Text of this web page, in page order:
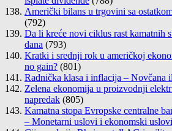
Američki bilans u trgovini sa
(792)
Da li kreće novi ciklus rast kamatnih
dana (793)
Kratki i srednji rok u američkoj
no gain? (801)
Radnička klasa i inflacija – Novčana
Zelena ekonomija u proizvodnji
napredak (805)
Kamatna stopa Evropske centralne
– Monetarni uslovi i ekonomski uslovi